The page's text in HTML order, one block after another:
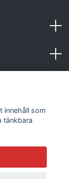
innehåll som
tänkbara